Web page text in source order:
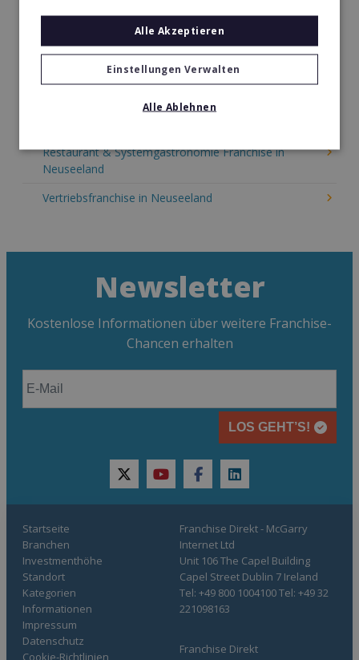
Medien & Werbung Franchise in Neuseeland
Möbel & Einrichtung Franchise in Neuseeland
Restaurant & Systemgastronomie Franchise in
Neuseeland
Vertriebsfranchise in Neuseeland
Newsletter
Kostenlose Informationen über weitere Franchise-
Chancen erhalten
LOS GEHT’S!
twitteryoutubefacebooklinkedin
Startseite
Branchen
Investmenthöhe
Standort
Kategorien
Informationen
Franchise Direkt
Impressum
Datenschutz
Cookie-Richtlinien
Franchise Direkt - McGarry
Internet Ltd
Unit 106 The Capel Building
Capel Street Dublin 7 Ireland
Tel: +49 800 1004100 Tel: +49 32
221098163
Alle Akzeptieren
Einstellungen Verwalten
Alle Ablehnen